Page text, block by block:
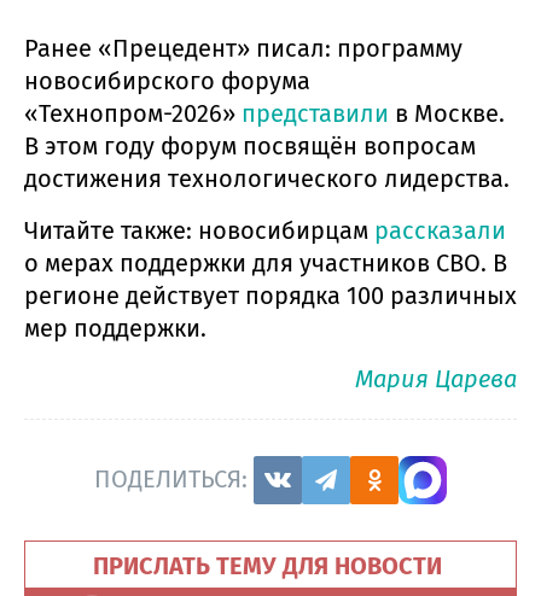
Ранее «Прецедент» писал: программу
новосибирского форума
«Технопром-2026» представили в Москве.
В этом году форум посвящён вопросам
достижения технологического лидерства.
Читайте также: новосибирцам рассказали
о мерах поддержки для участников СВО. В
регионе действует порядка 100 различных
мер поддержки.
Мария Царева
ПОДЕЛИТЬСЯ:
ПРИСЛАТЬ ТЕМУ ДЛЯ НОВОСТИ